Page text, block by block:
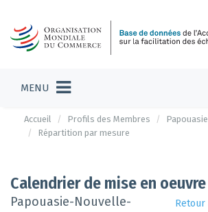
MENU
Accueil Profils des Membres
Répartition par mesure
Calendrier de mise en oeuvre
Papouasie-Nouvelle-